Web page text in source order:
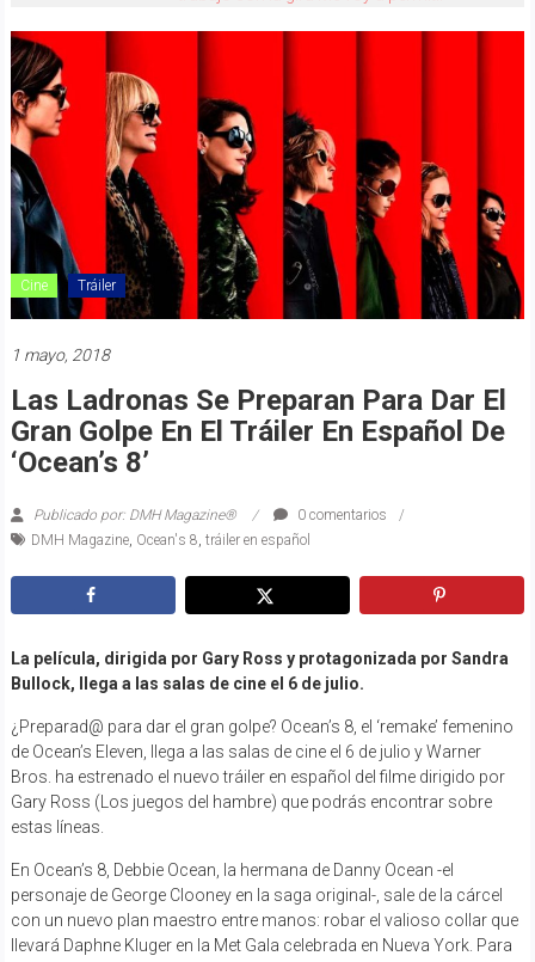
Cine Tráiler
1 mayo, 2018
Las Ladronas Se Preparan Para Dar El
Gran Golpe En El Tráiler En Español De
‘Ocean’s 8’
Publicado por: DMH Magazine®
0 comentarios
DMH Magazine, Ocean's 8, tráiler en español
La película, dirigida por Gary Ross y protagonizada por Sandra
Bullock, llega a las salas de cine el 6 de julio.
¿Preparad@ para dar el gran golpe? Ocean’s 8, el ‘remake’ femenino
de Ocean’s Eleven, llega a las salas de cine el 6 de julio y Warner
Bros. ha estrenado el nuevo tráiler en español del filme dirigido por
Gary Ross (Los juegos del hambre) que podrás encontrar sobre
estas líneas.
En Ocean’s 8, Debbie Ocean, la hermana de Danny Ocean -el
personaje de George Clooney en la saga original-, sale de la cárcel
con un nuevo plan maestro entre manos: robar el valioso collar que
llevará Daphne Kluger en la Met Gala celebrada en Nueva York. Para